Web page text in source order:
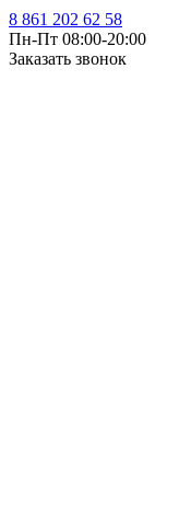
8 861 202 62 58
Пн-Пт 08:00-20:00
Заказать звонок